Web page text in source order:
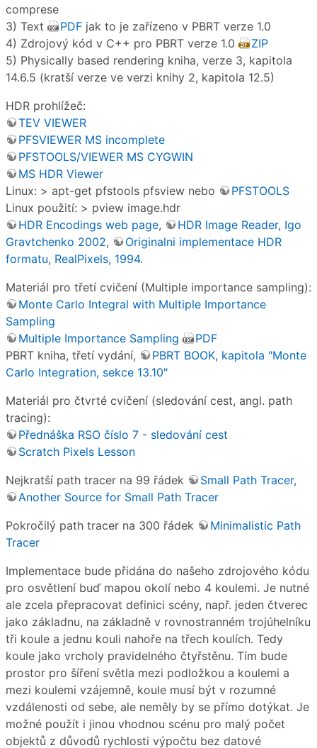
comprese
3) Text
PDF jak to je zařízeno v PBRT verze 1.0
4) Zdrojový kód v C++ pro PBRT verze 1.0
ZIP
5) Physically based rendering kniha, verze 3, kapitola
14.6.5 (kratší verze ve verzi knihy 2, kapitola 12.5)
HDR prohlížeč:
TEV VIEWER
PFSVIEWER MS incomplete
PFSTOOLS/VIEWER MS CYGWIN
MS HDR Viewer
Linux: > apt-get pfstools pfsview nebo
PFSTOOLS
Linux použití: > pview image.hdr
HDR Encodings web page,
HDR Image Reader, Igo
Gravtchenko 2002,
Originalni implementace HDR
formatu, RealPixels, 1994.
Materiál pro třetí cvičení (Multiple importance sampling):
Monte Carlo Integral with Multiple Importance
Sampling
Multiple Importance Sampling
PDF
PBRT kniha, třetí vydání,
PBRT BOOK, kapitola "Monte
Carlo Integration, sekce 13.10"
Materiál pro čtvrté cvičení (sledování cest, angl. path
tracing):
Přednáška RSO číslo 7 - sledování cest
Scratch Pixels Lesson
Nejkratší path tracer na 99 řádek
Small Path Tracer,
Another Source for Small Path Tracer
Pokročilý path tracer na 300 řádek
Minimalistic Path
Tracer
Implementace bude přidána do našeho zdrojového kódu
pro osvětlení buď mapou okolí nebo 4 koulemi. Je nutné
ale zcela přepracovat definici scény, např. jeden čtverec
jako základnu, na základně v rovnostranném trojúhelníku
tři koule a jednu kouli nahoře na třech koulích. Tedy
koule jako vrcholy pravidelného čtyřstěnu. Tím bude
prostor pro šíření světla mezi podložkou a koulemi a
mezi koulemi vzájemně, koule musí být v rozumné
vzdálenosti od sebe, ale neměly by se přímo dotýkat. Je
možné použít i jinou vhodnou scénu pro malý počet
objektů z důvodů rychlosti výpočtu bez datové